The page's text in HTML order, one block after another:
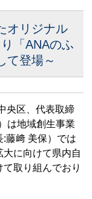
オリジナル
「ANAのふ
て登場～
央区、代表取締
は地域創生事業
藤﨑 美保）では
大に向けて県内自
取り組んでおり